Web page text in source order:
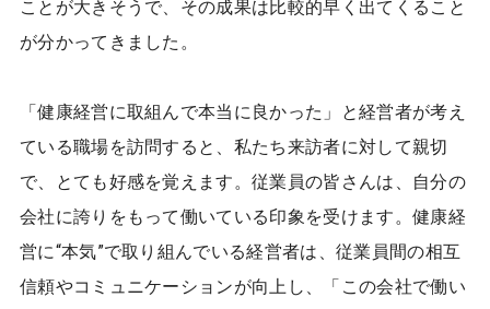
ことが大きそうで、その成果は比較的早く出てくること
が分かってきました。
「健康経営に取組んで本当に良かった」と経営者が考え
ている職場を訪問すると、私たち来訪者に対して親切
で、とても好感を覚えます。従業員の皆さんは、自分の
会社に誇りをもって働いている印象を受けます。健康経
営に“本気”で取り組んでいる経営者は、従業員間の相互
信頼やコミュニケーションが向上し、「この会社で働い